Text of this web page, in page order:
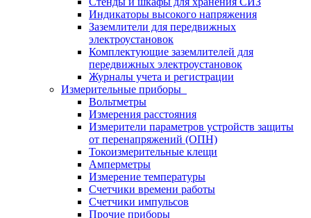
Индикаторы высокого напряжения
Заземлители для передвижных
электроустановок
Комплектующие заземлителей для
передвижных электроустановок
Журналы учета и регистрации
Измерительные приборы
Вольтметры
Измерения расстояния
Измерители параметров устройств защиты
от перенапряжений (ОПН)
Токоизмерительные клещи
Амперметры
Измерение температуры
Счетчики времени работы
Счетчики импульсов
Прочие приборы